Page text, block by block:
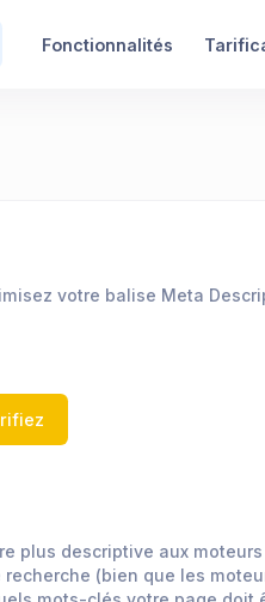
Fonctionnalités
votre balise Meta
plus descriptive aux
(bien que les